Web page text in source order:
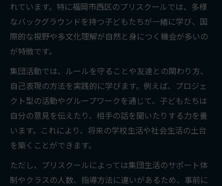
れています。特に福岡市西区のプリスクールでは、多様
なバックグラウンドを持つ子どもたちが一緒に学び、国
際的な視野や多文化理解が自然と身につく機会が多いの
が特徴です。
集団活動では、ルールを守ることや友達との関わり方、
自己表現の方法を実践的に学びます。例えば、プロジェ
クト型の活動やグループワークを通じて、子どもたちは
自分の意見を伝えたり、相手の話を聞いたりする力を養
います。これにより、将来の学校生活や社会生活の土台
を築くことができます。
ただし、プリスクールによっては集団生活のサポート体
制やクラスの人数、指導方法に違いがあるため、事前に